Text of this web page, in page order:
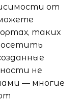
от
таких
не
— многие